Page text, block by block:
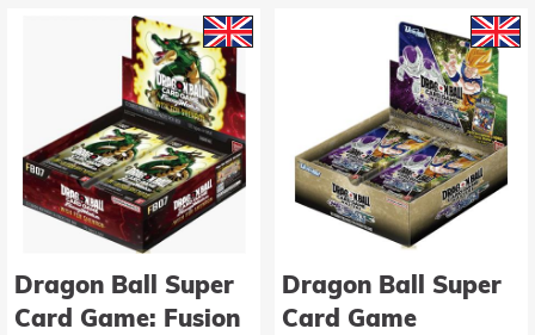
Dragon Ball Super
Card Game: Fusion
Dragon Ball Super
Card Game